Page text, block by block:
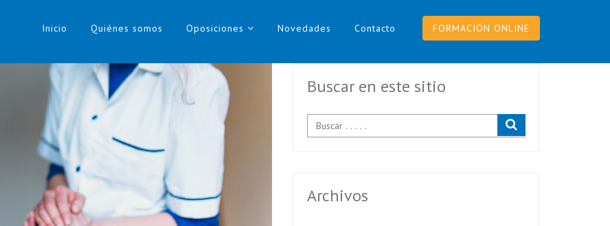
Inicio Quiénes somos Oposiciones Novedades Contacto FORMACIÓN ONLINE
Buscar en este sitio
Archivos